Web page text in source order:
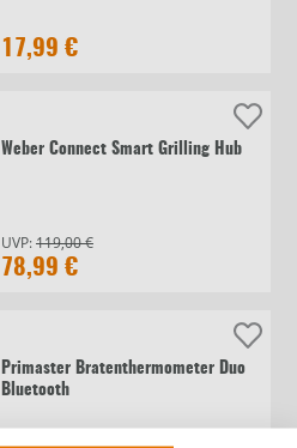
17,99 €
Weber Connect Smart Grilling Hub
UVP:119,00 €
78,99 €
Primaster Bratenthermometer Duo
Bluetooth